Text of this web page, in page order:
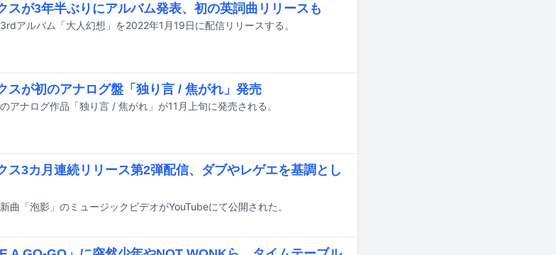
スが3年半ぶりにアルバム発表、初の英詞曲リリースも
アルバム「大人幻想」を2022年1月19日に配信リリースする。
スが初のアナログ盤「独り言 / 焦がれ」発売
アナログ作品「独り言 / 焦がれ」が11月上旬に発売される。
ス3カ月連続リリース第2弾配信、ダブやレゲエを基調とし
曲「泡影」のミュージックビデオがYouTubeにて公開された。